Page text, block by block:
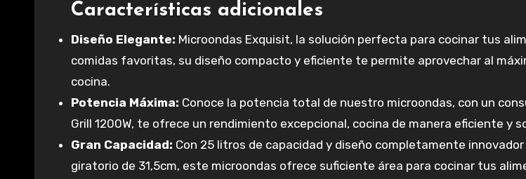
Características adicionales
Diseño Elegante: Microondas Exquisit, la solución perfecta para cocinar tus
comidas favoritas, su diseño compacto y eficiente te permite aprovechar al
cocina.
Potencia Máxima: Conoce la potencia total de nuestro microondas, con un
Grill 1200W, te ofrece un rendimiento excepcional, cocina de manera eficiente y
Gran Capacidad: Con 25 litros de capacidad y diseño completamente
giratorio de 31,5cm, este microondas ofrece suficiente área para cocinar tus